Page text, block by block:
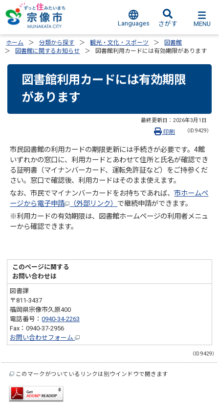
Languages さがす MENU
ホーム 分類から探す 観光・文化・スポーツ
図書館
図書館に関するお知らせ
図書館利用カードには有効期限があります
図書館利用カードには有効期限
があります
最終更新日： 2026年3月1日
（ID:9429）
印刷
市民図書館の利用カードの期限更新には手続きが必要です。4館
いずれかの窓口に、利用カードとあわせて住所と氏名が確認でき
る証明書（マイナンバーカード、運転免許証など）をご持参くだ
さい。窓口で確認後、利用カードはそのまま使えます。
なお、市民でマイナンバーカードをお持ちであれば、市ホームペ
ージから電子申請
（外部リンク）で継続申請ができます。
※利用カードの有効期限は、図書館ホームページの利用者メニュ
ーから確認できます。
このページに関する
お問い合わせは
図書課
〒811-3437
福岡県宗像市久原400
電話番号：0940-34-2263
Fax：0940-37-2956
お問い合わせフォーム
（ID:9429）
このマークがついているリンクは別ウインドウで開きます